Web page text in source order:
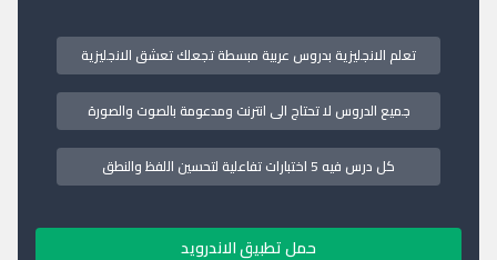
تعلم الانجليزية بدروس عربية مبسطة تجعلك تعشق الانجليزية
جميع الدروس لا تحتاج الى انترنت ومدعومة بالصوت والصورة
كل درس فيه 5 اختبارات تفاعلية لتحسين اللفظ والنطق
حمل تطبيق الاندرويد